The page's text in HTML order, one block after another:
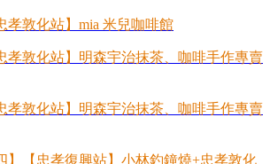
孝敦化站】 mia 米兒咖啡館
孝敦化站】明森宇治抹茶、咖啡手作專賣
孝敦化站】明森宇治抹茶、咖啡手作專賣
】【忠孝復興站】小林釣鐘燒+忠孝敦化